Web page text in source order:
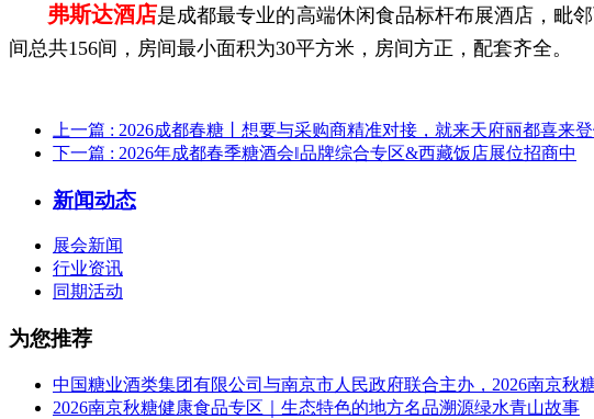
弗斯达酒店是成都最专业的高端休闲食品标杆布展酒店，毗
间总共156间，房间最小面积为30平方米，房间方正，配套齐全。
上一篇 : 2026成都春糖丨想要与采购商精准对接，就来天府丽都喜来登
下一篇 : 2026年成都春季糖酒会‖品牌综合专区&西藏饭店展位招商中
新闻动态
展会新闻
行业资讯
同期活动
为您推荐
中国糖业酒类集团有限公司与南京市人民政府联合主办，2026南京秋
2026南京秋糖健康食品专区｜生态特色的地方名品溯源绿水青山故事